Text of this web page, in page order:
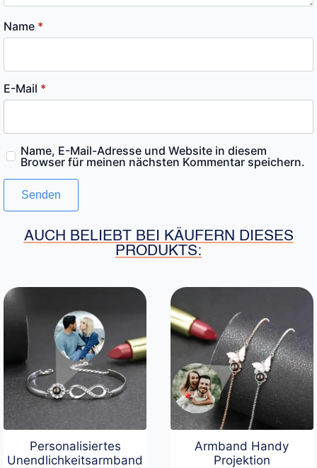
Name *
E-Mail *
Name, E-Mail-Adresse und Website in diesem
Browser für meinen nächsten Kommentar speichern.
AUCH BELIEBT BEI KÄUFERN DIESES
PRODUKTS:
Personalisiertes
Unendlichkeitsarmband
Armband Handy
Projektion